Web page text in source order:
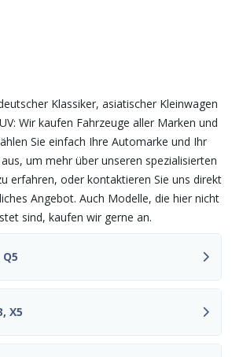
Klassiker, asiatischer Kleinwagen
Wir kaufen Fahrzeuge aller Marken und
Sie einfach Ihre Automarke und Ihr
um mehr über unseren spezialisierten
erfahren, oder kontaktieren Sie uns direkt
Angebot. Auch Modelle, die hier nicht
sind, kaufen wir gerne an.
X5